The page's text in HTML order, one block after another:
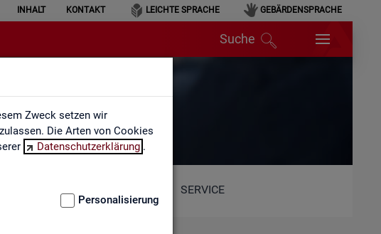
Zweck setzen wir
Die Arten von Cookies
Datenschutzerklärung .
Personalisierung
INHALT KONTAKT LEICHTE SPRACHE GEBÄRDENSPRACHE
Suche
SERVICE